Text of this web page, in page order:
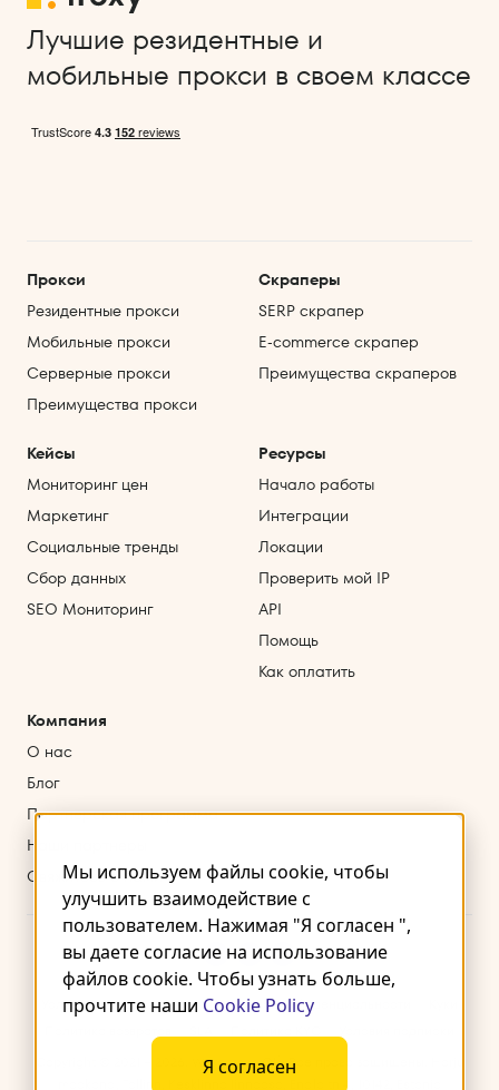
Мы используем файлы cookie, чтобы
улучшить взаимодействие с
пользователем. Нажимая "Я согласен ",
вы даете согласие на использование
файлов cookie. Чтобы узнать больше,
прочтите наши Cookie Policy
Я согласен
Лучшие резидентные и
мобильные прокси в своем классе
Прокси
Резидентные прокси
Мобильные прокси
Серверные прокси
Преимущества прокси
Скраперы
SERP скрапер
E‑commerce скрапер
Преимущества скраперов
Кейсы
Мониторинг цен
Маркетинг
Социальные тренды
Сбор данных
SEO Мониторинг
Ресурсы
Начало работы
Интеграции
Локации
Проверить мой IP
API
Помощь
Как оплатить
Компания
О нас
Блог
Партнерская программа
Наши партнеры
Свяжитесь с нами
Условия использования Политика конфиденциальности
Copyright © 2021 – 2026. Wergames OÜ. Все права защищены. Harju
maakond, Tallinn, Kesklinna linnaosa, Endla tn 4, 10142, Estonia